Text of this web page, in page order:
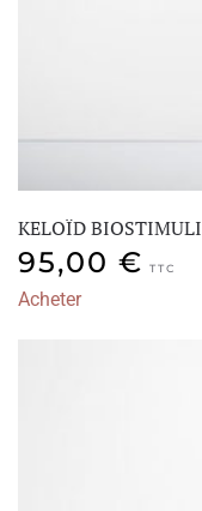
KELOÏD
95,00 € TTC
Acheter